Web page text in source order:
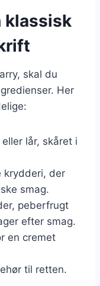
klassisk
skal du
Her
lår, skåret i
krydderi, der
smag.
peberfrugt
efter smag.
en cremet
til retten.